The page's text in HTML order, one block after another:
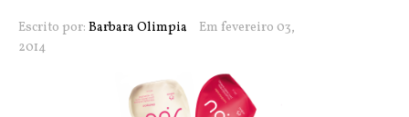
Escrito por: Barbara Olimpia
Em fevereiro 03,
2014